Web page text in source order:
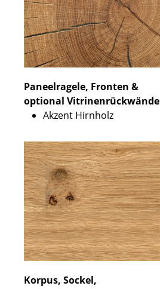
Paneelragele, Fronten &
optional Vitrinenrückwände
Akzent Hirnholz
Korpus, Sockel,